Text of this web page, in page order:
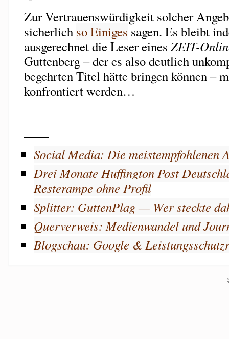
Zur Vertrauenswürdigkeit solcher
sicherlich so Einiges sagen. Es bleibt
ausgerechnet die Leser eines ZEIT-
Guttenberg – der es also deutlich
begehrten Titel hätte bringen können –
konfrontiert werden…
Social Media: Die meistempfohlenen
Drei Monate Huffington Post
Resterampe ohne Profil
Splitter: GuttenPlag — Wer steckte
Querverweis: Medienwandel und
Blogschau: Google &